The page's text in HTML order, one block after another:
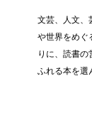
文芸、人文、
や世界をめぐ
りに、読書の
ふれる本を選